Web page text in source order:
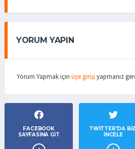
YORUM YAPIN
Yorum Yapmak için üye girişi yapmanız
FACEBOOK
SAYFASINA GIT
TWITTER'DA
İNCELE